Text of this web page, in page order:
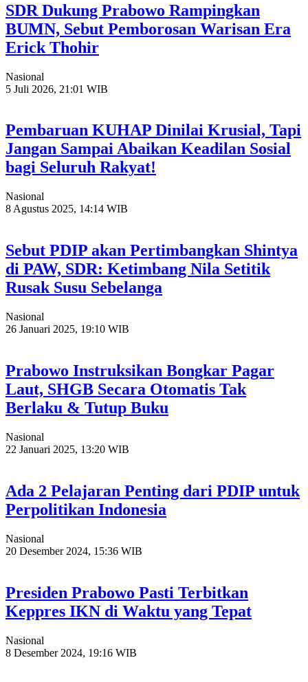
SDR Dukung Prabowo Rampingkan
BUMN, Sebut Pemborosan Warisan Era
Erick Thohir
Nasional
5 Juli 2026, 21:01 WIB
Pembaruan KUHAP Dinilai Krusial, Tapi
Jangan Sampai Abaikan Keadilan Sosial
bagi Seluruh Rakyat!
Nasional
8 Agustus 2025, 14:14 WIB
Sebut PDIP akan Pertimbangkan Shintya
di PAW, SDR: Ketimbang Nila Setitik
Rusak Susu Sebelanga
Nasional
26 Januari 2025, 19:10 WIB
Prabowo Instruksikan Bongkar Pagar
Laut, SHGB Secara Otomatis Tak
Berlaku & Tutup Buku
Nasional
22 Januari 2025, 13:20 WIB
Ada 2 Pelajaran Penting dari PDIP untuk
Perpolitikan Indonesia
Nasional
20 Desember 2024, 15:36 WIB
Presiden Prabowo Pasti Terbitkan
Keppres IKN di Waktu yang Tepat
Nasional
8 Desember 2024, 19:16 WIB